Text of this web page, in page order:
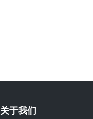
关于我们